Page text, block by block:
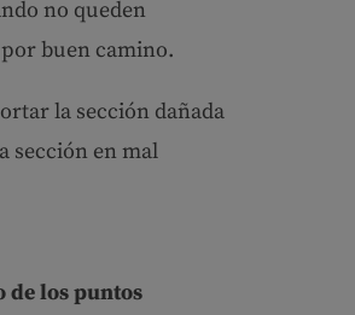
no queden
buen camino.
la sección dañada
sección en mal
de los puntos